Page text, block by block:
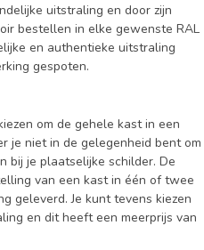
uitstraling en door zijn
bestellen in elke gewenste RAL
en authentieke uitstraling
gespoten.
om de gehele kast in een
je niet in de gelegenheid bent om
bij je plaatselijke schilder. De
van een kast in één of twee
geleverd. Je kunt tevens kiezen
en dit heeft een meerprijs van